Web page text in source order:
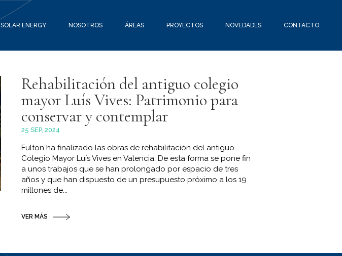
SOLAR ENERGY NOSOTROS ÁREAS PROYECTOS NOVEDADES CONTACTO
Rehabilitación del antiguo colegio
mayor Luís Vives: Patrimonio para
conservar y contemplar
25 SEP, 2024
Fulton ha finalizado las obras de rehabilitación del antiguo
Colegio Mayor Luís Vives en Valencia. De esta forma se pone fin
a unos trabajos que se han prolongado por espacio de tres
años y que han dispuesto de un presupuesto próximo a los 19
millones de...
VER MÁS